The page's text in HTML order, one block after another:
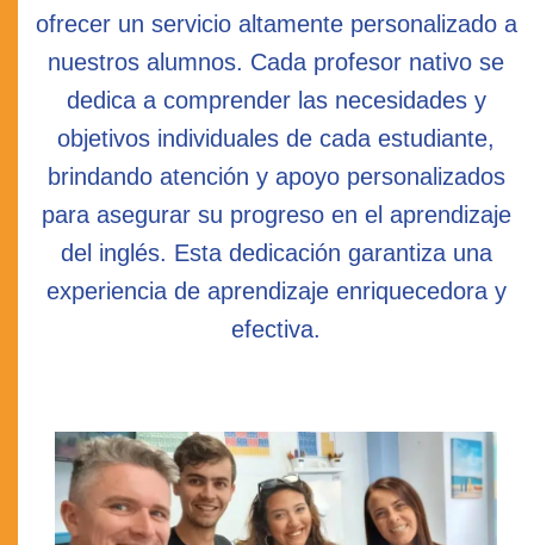
ofrecer un servicio altamente personalizado a
nuestros alumnos. Cada profesor nativo se
dedica a comprender las necesidades y
objetivos individuales de cada estudiante,
brindando atención y apoyo personalizados
para asegurar su progreso en el aprendizaje
del inglés. Esta dedicación garantiza una
experiencia de aprendizaje enriquecedora y
efectiva.